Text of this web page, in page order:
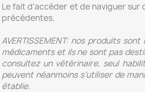
Le fait d'accéder et de naviguer
précédentes.
AVERTISSEMENT: nos produits
médicaments et ils ne sont pas
consultez un vétérinaire, seul
peuvent néanmoins s’utiliser de
établie.